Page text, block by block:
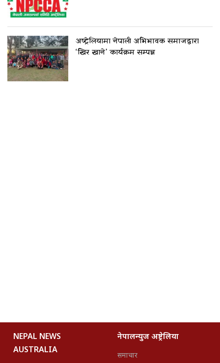
अष्ट्रेलियामा नेपाली अभिभावक समाजद्वारा
‘खिर खाने’ कार्यक्रम सम्पन्न
NEPAL NEWS
AUSTRALIA
नेपालन्युज अष्ट्रेलिया
समाचार